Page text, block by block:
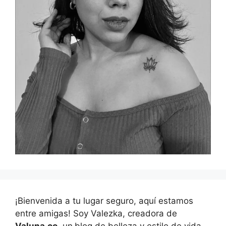
¡Bienvenida a tu lugar seguro, aquí estamos
entre amigas! Soy Valezka, creadora de